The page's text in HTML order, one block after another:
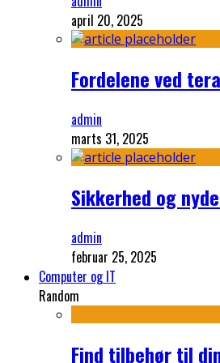
april 20, 2025
Fordelene ved
admin
marts 31, 2025
Sikkerhed og
admin
februar 25, 2025
Computer og IT
Random
Find tilbehør til